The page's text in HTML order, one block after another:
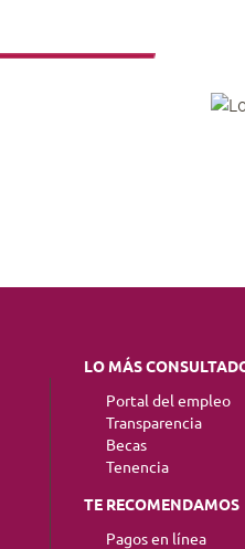
LO MÁS
Portal del empleo
Transparencia
Becas
Tenencia
TE RECOMENDAMOS
Pagos en línea